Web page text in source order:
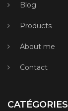
Blog
Products
About me
Contact
CATÉGORIES